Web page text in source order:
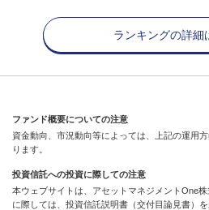
ランキングの詳細
ファンド概要についての注意
資金動向、市況動向等によっては、上記の運用
ります。
投資信託への投資に際しての注意
本ウェブサイトは、アセットマネジメントOne
に際しては、投資信託説明書（交付目論見書）